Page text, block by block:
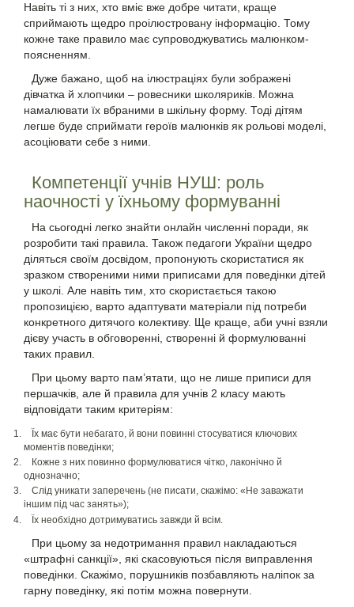
Навіть ті з них, хто вміє вже добре читати, краще
сприймають щедро проілюстровану інформацію. Тому
кожне таке правило має супроводжуватись малюнком-
поясненням.
Дуже бажано, щоб на ілюстраціях були зображені
дівчатка й хлопчики – ровесники школяриків. Можна
намалювати їх вбраними в шкільну форму. Тоді дітям
легше буде сприймати героїв малюнків як рольові моделі,
асоціювати себе з ними.
Компетенції учнів НУШ: роль
наочності у їхньому формуванні
На сьогодні легко знайти онлайн численні поради, як
розробити такі правила. Також педагоги України щедро
діляться своїм досвідом, пропонують скористатися як
зразком створеними ними приписами для поведінки дітей
у школі. Але навіть тим, хто скористається такою
пропозицією, варто адаптувати матеріали під потреби
конкретного дитячого колективу. Ще краще, аби учні взяли
дієву участь в обговоренні, створенні й формулюванні
таких правил.
При цьому варто пам’ятати, що не лише приписи для
першачків, але й правила для учнів 2 класу мають
відповідати таким критеріям:
Їх має бути небагато, й вони повинні стосуватися ключових
моментів поведінки;
Кожне з них повинно формулюватися чітко, лаконічно й
однозначно;
Слід уникати заперечень (не писати, скажімо: «Не заважати
іншим під час занять»);
Їх необхідно дотримуватись завжди й всім.
При цьому за недотримання правил накладаються
«штрафні санкції», які скасовуються після виправлення
поведінки. Скажімо, порушників позбавляють наліпок за
гарну поведінку, які потім можна повернути.